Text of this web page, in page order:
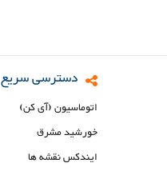
دسترسی سریع
اتوماسیون (آی کن)
خورشید مشرق
ایندکس نقشه ها